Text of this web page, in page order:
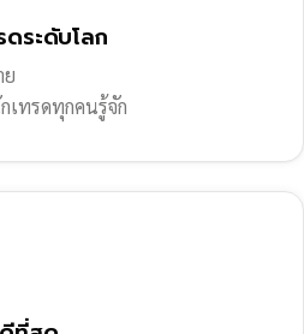
ระดับโลก
ทรดทุกคนรู้จัก